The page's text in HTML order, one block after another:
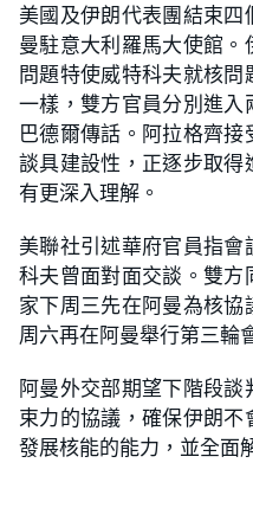
%
美國及伊朗代表團結束
曼駐意大利羅馬大使館
問題特使威特科夫就核
一樣，雙方官員分別進
巴德爾傳話。阿拉格齊
談具建設性，正逐步取
有更深入理解。
美聯社引述華府官員指
科夫曾面對面交談。雙
家下周三先在阿曼為核
周六再在阿曼舉行第三輪
阿曼外交部期望下階段
束力的協議，確保伊朗
發展核能的能力，並全面